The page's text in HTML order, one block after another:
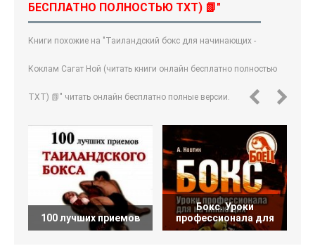
БЕСПЛАТНО ПОЛНОСТЬЮ TXT) 📗"
Книги похожие на "Таиландский бокс для начинающих -
Коклам Сагат Ной (читать книги онлайн бесплатно полностью
TXT) 📗" читать онлайн бесплатно полные версии.
100 лучших приемов
Бокс. Уроки
профессионала для